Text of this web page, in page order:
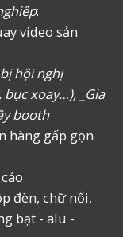
:
video sản
hội nghị
bục xoay…), _Gia
booth
hàng gấp gọn
đèn, chữ nổi,
bạt - alu -